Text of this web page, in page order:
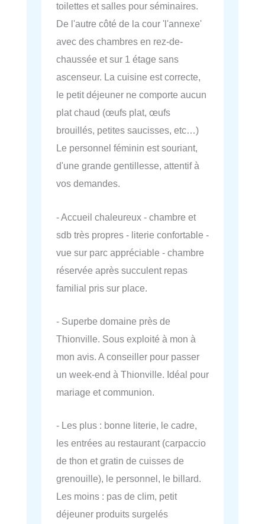
toilettes et salles pour séminaires.
De l'autre côté de la cour 'l'annexe'
avec des chambres en rez-de-
chaussée et sur 1 étage sans
ascenseur. La cuisine est correcte,
le petit déjeuner ne comporte aucun
plat chaud (œufs plat, œufs
brouillés, petites saucisses, etc…)
Le personnel féminin est souriant,
d'une grande gentillesse, attentif à
vos demandes.
- Accueil chaleureux - chambre et
sdb très propres - literie confortable -
vue sur parc appréciable - chambre
réservée après succulent repas
familial pris sur place.
- Superbe domaine près de
Thionville. Sous exploité à mon à
mon avis. A conseiller pour passer
un week-end à Thionville. Idéal pour
mariage et communion.
- Les plus : bonne literie, le cadre,
les entrées au restaurant (carpaccio
de thon et gratin de cuisses de
grenouille), le personnel, le billard.
Les moins : pas de clim, petit
déjeuner produits surgelés